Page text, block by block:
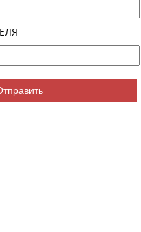
или имеете
изменения
СПОРТИВНЫЕ
У ПЕРСОН ИЗ МИРА